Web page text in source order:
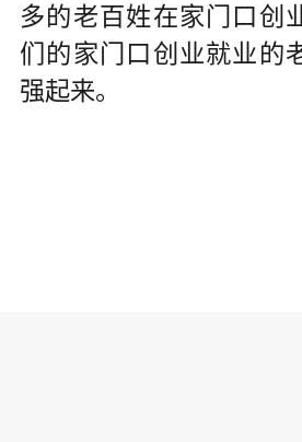
多的老百姓在家门口创
们的家门口创业就业的
强起来。